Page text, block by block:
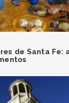
de Santa Fe: